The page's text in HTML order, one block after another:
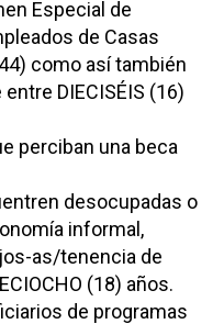
Especial de
de Casas
como así también
DIECISÉIS (16)
perciban una beca
desocupadas o
informal,
as/tenencia de
(18) años.
de programas